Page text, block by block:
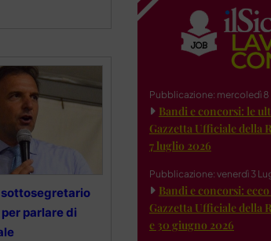
sottosegretario
parlare di
Pubblicazione: mercoledì
Bandi e concorsi: le
Gazzetta Ufficiale della
7 luglio 2026
Pubblicazione: venerdì 3
Bandi e concorsi:
Gazzetta Ufficiale della
e 30 giugno 2026